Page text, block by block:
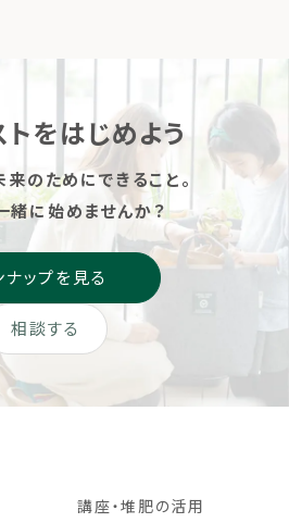
として中学校跡地がファーム
MORIUMIUSとローカルフー
ドサイクリング […]
をはじめよう
のためにできること。
緒に始めませんか？
相談する
ナップを見る
講座・堆肥の活用